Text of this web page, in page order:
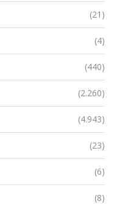
(21)
(4)
(440)
(2.260)
(4.943)
(23)
(6)
(8)